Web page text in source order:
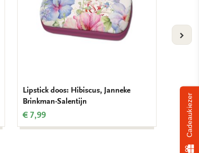
Lipstick doos: Hibiscus, Janneke
Brinkman-Salentijn
€ 7,99 € 6,99
Cadeaukiezer